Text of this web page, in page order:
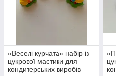
«Веселi курчата» набiр iз
цукрової мастики для
кондитерських виробів